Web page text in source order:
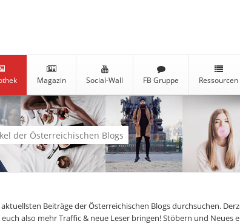
Magazin Social-Wall FB Gruppe Ressourcen
der Österreichischen Blogs
Beiträge der Österreichischen Blogs durchsuchen.
also mehr Traffic & neue Leser bringen! Stöbern und Neues